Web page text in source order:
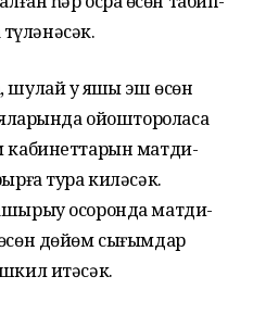
түләнәсәк.
уҡ яҡшы эш өсөн
ойоштороласаҡ
кабинеттарын матди-
тура киләсәк.
осоронда матди-
дөйөм сығымдар
итәсәк.